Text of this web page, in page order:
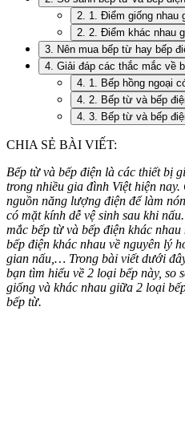
2. 1. Điểm giống nhau
2. 2. Điểm khác nhau
3. Nên mua bếp từ hay bếp
4. Giải đáp các thắc mắc về
4. 1. Bếp hồng ngoại
4. 2. Bếp từ và bếp
4. 3. Bếp từ và bếp
CHIA SẺ BÀI VIẾT:
Bếp từ và bếp điện là các thiết bị
trong nhiều gia đình Việt hiện
nguồn năng lượng điện để làm
có mặt kính dễ vệ sinh sau khi
mắc bếp từ và bếp điện khác
bếp điện khác nhau về nguyên lý
gian nấu,… Trong bài viết dưới
bạn tìm hiểu về 2 loại bếp này, so
giống và khác nhau giữa 2 loại
bếp từ.